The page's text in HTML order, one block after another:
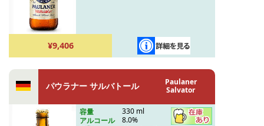
¥9,406
パウラナー サルバトール
Paulaner
Salvator
容量
330 ml
アルコール
8.0%